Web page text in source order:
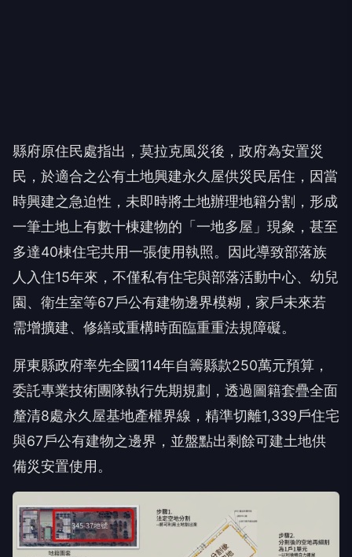
縣府原住民處指出，莫拉克風災後，政府為安置災
民，於適合之公有土地興建永久屋供災民居住，因當
時興建之急迫性，未即時將土地辦理地籍分割，形成
一筆土地上有數十棟建物的「一地多屋」現象，甚至
多達40棟住宅共用一張使用執照。因此導致部落族
人入住15年來，不僅私有住宅與部落活動中心、幼兒
園、衛生室等67戶公有建物邊界模糊，家戶未來若
需增擴建、修繕或重構時面臨重重法規障礙。
屏東縣政府率先全國114年自籌縣款250萬元預算，
委託專業技術團隊執行先期規劃，透過圖籍套疊全面
釐清8處永久屋基地產權界線，精準切離1,339戶住宅
與67戶公有建物之邊界，並盤點出剩餘可建土地供
備災安置使用。